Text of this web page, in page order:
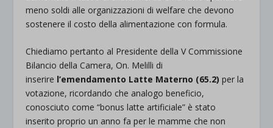
meno soldi alle organizzazioni di welfare che devono
sostenere il costo della alimentazione con formula.
Chiediamo pertanto al Presidente della V Commissione
Bilancio della Camera, On. Melilli di
inserire l’emendamento Latte Materno (65.2)per la
votazione, ricordando che analogo beneficio,
conosciuto come “bonus latte artificiale” è stato
inserito proprio un anno fa per le mamme che non